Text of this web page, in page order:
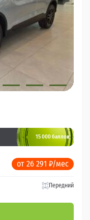
15 000 баллов
от 26 291 ₽/мес
Передний